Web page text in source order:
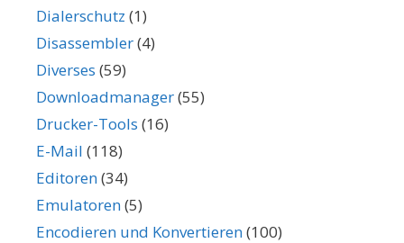
Dialerschutz (1)
Disassembler(4)
Diverses (59)
Downloadmanager(55)
Drucker-Tools (16)
E-Mail (118)
Editoren(34)
Emulatoren(5)
Encodieren und Konvertieren(100)